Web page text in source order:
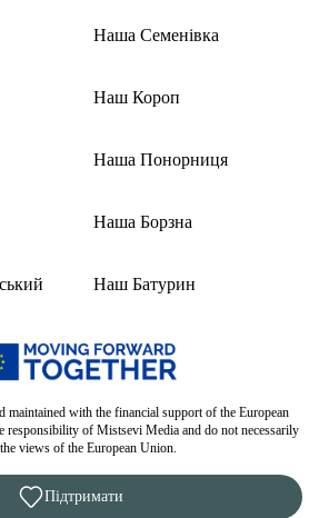
Наша Семенівка
Наш Короп
Наша Понорниця
Наша Борзна
Наш Батурин
maintained with the financial support of the European
responsibility of Mistsevi Media and do not necessarily
views of the European Union.
Підтримати